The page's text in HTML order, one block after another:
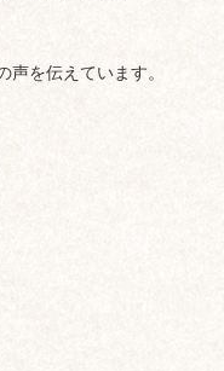
を伝えています。